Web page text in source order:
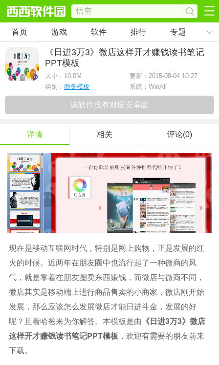
首页 游戏 软件 排行 专题
《日进3万3》微店这样开才赚钱读书笔记
PPT模板
大小： 10.0M
更新：2015-08-04 10:27
类别： 商务模板 系统：WinAll
该软件没有对应安卓版
详情 相关 评论(0)
现在是移动互联网时代，特别是网上购物，正是发展的红
火的时候。近两年在朋友圈中也流行起了一种微商的风
气，就是靠着在朋友圈卖东西赚钱，而微店与微商不同，
微店其实是移动端上进行商品售卖的小商家，微店刚开始
发展，那么应该怎么发展微店才能日进斗金，发展的好
呢？且看哈爸来为你解答。本模板是由 《日进3万3》微店
这样开才赚钱读书笔记PPT模板 ，欢迎有需要的朋友前来
下载。